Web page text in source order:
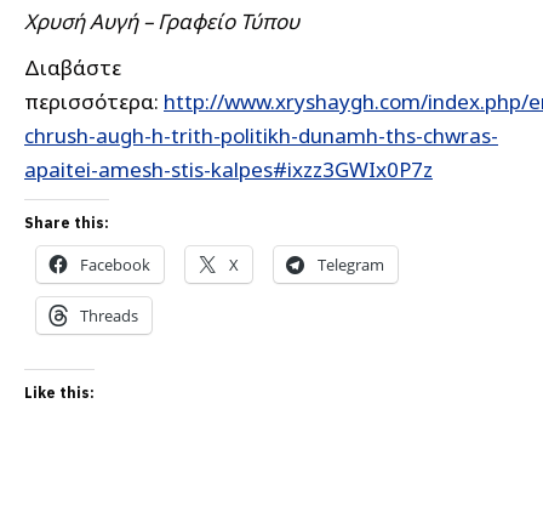
Χρυσή Αυγή – Γραφείο Τύπου
Διαβάστε
περισσότερα: http://www.xryshaygh.com/index.php/
chrush-augh-h-trith-politikh-dunamh-ths-chwras-
apaitei-amesh-stis-kalpes#ixzz3GWIx0P7z
Share this:
Facebook X Telegram
Threads
Like this: